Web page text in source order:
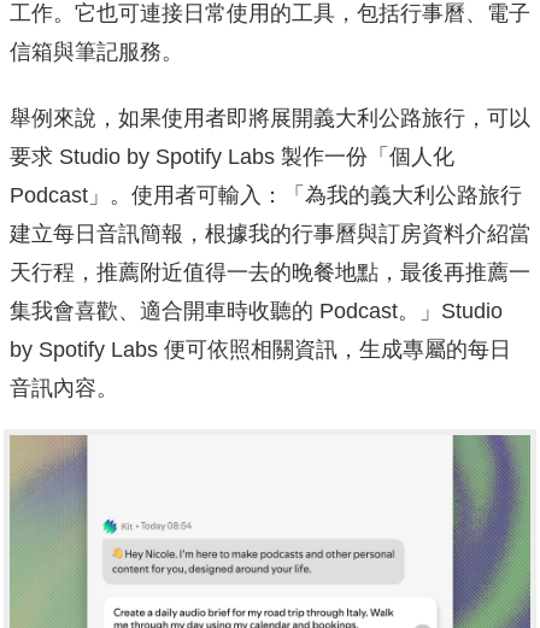
工作。它也可連接日常使用的工具，包括行事曆、電子
信箱與筆記服務。
舉例來說，如果使用者即將展開義大利公路旅行，可以
要求 Studio by Spotify Labs 製作一份「個人化
Podcast」。使用者可輸入：「為我的義大利公路旅行
建立每日音訊簡報，根據我的行事曆與訂房資料介紹當
天行程，推薦附近值得一去的晚餐地點，最後再推薦一
集我會喜歡、適合開車時收聽的 Podcast。」Studio
by Spotify Labs 便可依照相關資訊，生成專屬的每日
音訊內容。